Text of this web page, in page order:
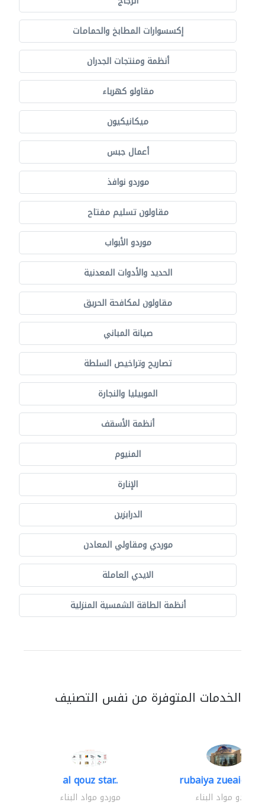
إكسسوارات المطابخ والحمامات
أنظمة ومنتجات الجدران
مقاولو كهرباء
ميكانيكيون
أعمال جبس
موردو نوافذ
مقاولون تسليم مفتاح
موردو الأبواب
الحديد والأدوات المعدنية
مقاولون لمكافحة الحريق
صيانة المباني
تصاريح وتراخيص السلطة
الموبيليا والنجارة
أنظمة الأسقف
المنيوم
الإنارة
الدرابزين
موردي ومقاولي المعادن
الايدي العاملة
أنظمة الطاقة الشمسية المنزلية
الخدمات المتوفرة من نفس التصنيف
al qouz star..
موردو مواد البناء
rubaiya zueaid
موردو مواد البناء